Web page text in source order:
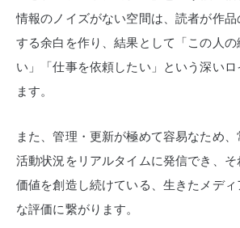
情報のノイズがない空間は、読者が作
する余白を作り、結果として「この人
い」「仕事を依頼したい」という深い
ます。
また、管理・更新が極めて容易なため
活動状況をリアルタイムに発信でき、
価値を創造し続けている、生きたメデ
な評価に繋がります。